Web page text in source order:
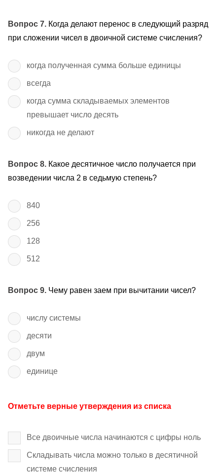
Вопрос 7. Когда делают перенос в следующий разряд
при сложении чисел в двоичной системе счисления?
когда полученная сумма больше единицы
всегда
когда сумма складываемых элементов
превышает число десять
никогда не делают
Вопрос 8. Какое десятичное число получается при
возведении числа 2 в седьмую степень?
840
256
128
512
Вопрос 9. Чему равен заем при вычитании чисел?
числу системы
десяти
двум
единице
Отметьте верные утверждения из списка
Все двоичные числа начинаются с цифры ноль
Складывать числа можно только в десятичной
системе счисления